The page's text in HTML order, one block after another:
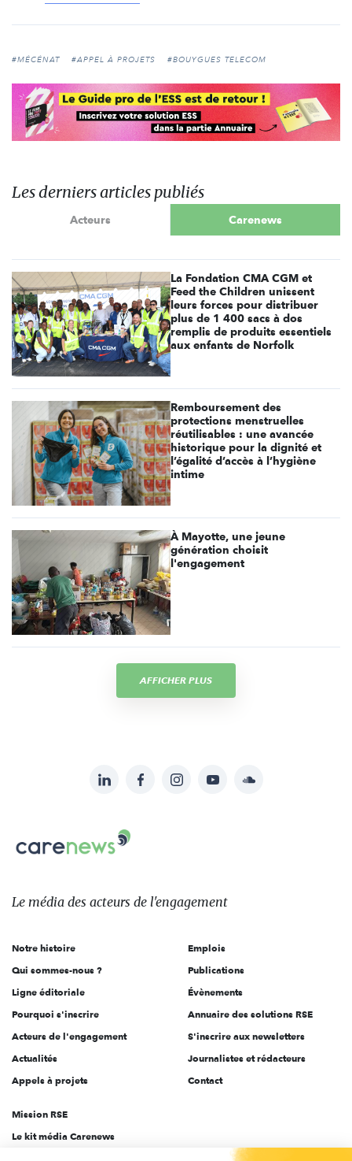
#MÉCÉNAT #APPEL À PROJETS #BOUYGUES TELECOM
Les derniers articles publiés
Acteurs Carenews
La Fondation CMA CGM et
Feed the Children unissent
leurs forces pour distribuer
plus de 1 400 sacs à dos
remplis de produits essentiels
aux enfants de Norfolk
Remboursement des
protections menstruelles
réutilisables : une avancée
historique pour la dignité et
l’égalité d’accès à l’hygiène
intime
À Mayotte, une jeune
génération choisit
l'engagement
AFFICHER PLUS
sur:
LinkedInFacebookInstagramYouTubeSoundcloud
Le
des
l'engagement
Le média des acteurs de l'engagement
Notre histoire
Qui sommes-nous ?
Ligne éditoriale
Pourquoi s'inscrire
Acteurs de l'engagement
Actualités
Appels à projets
Emplois
Publications
Évènements
Annuaire des solutions RSE
S'inscrire aux newsletters
Journalistes et rédacteurs
Contact
Mission RSE
Le kit média Carenews